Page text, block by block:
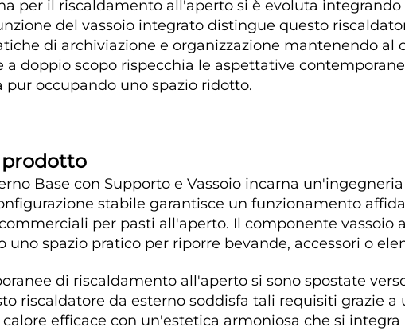
per il riscaldamento all'aperto si è evoluta
del vassoio integrato distingue questo
di archiviazione e organizzazione mantenendo
a doppio scopo rispecchia le aspettative
occupando uno spazio ridotto.
prodotto
Base con Supporto e Vassoio incarna
stabile garantisce un funzionamento
per pasti all'aperto. Il componente
uno spazio pratico per riporre bevande, accessori o
di riscaldamento all'aperto si sono spostate
riscaldatore da esterno soddisfa tali requisiti grazie
efficace con un'estetica armoniosa che si